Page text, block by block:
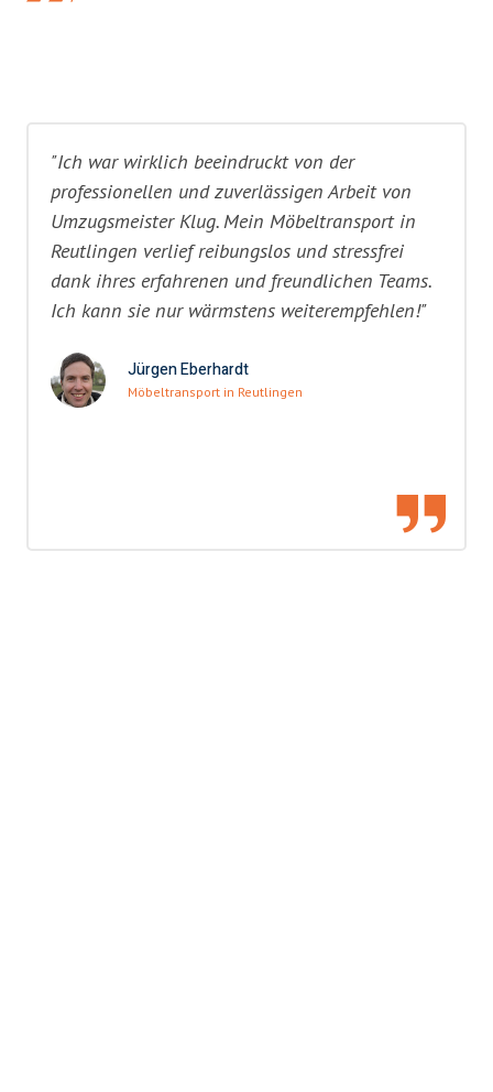
"Ich war wirklich beeindruckt von der
professionellen und zuverlässigen Arbeit von
Umzugsmeister Klug. Mein Möbeltransport in
Reutlingen verlief reibungslos und stressfrei
dank ihres erfahrenen und freundlichen Teams.
Ich kann sie nur wärmstens weiterempfehlen!"
Jürgen Eberhardt
Möbeltransport in Reutlingen